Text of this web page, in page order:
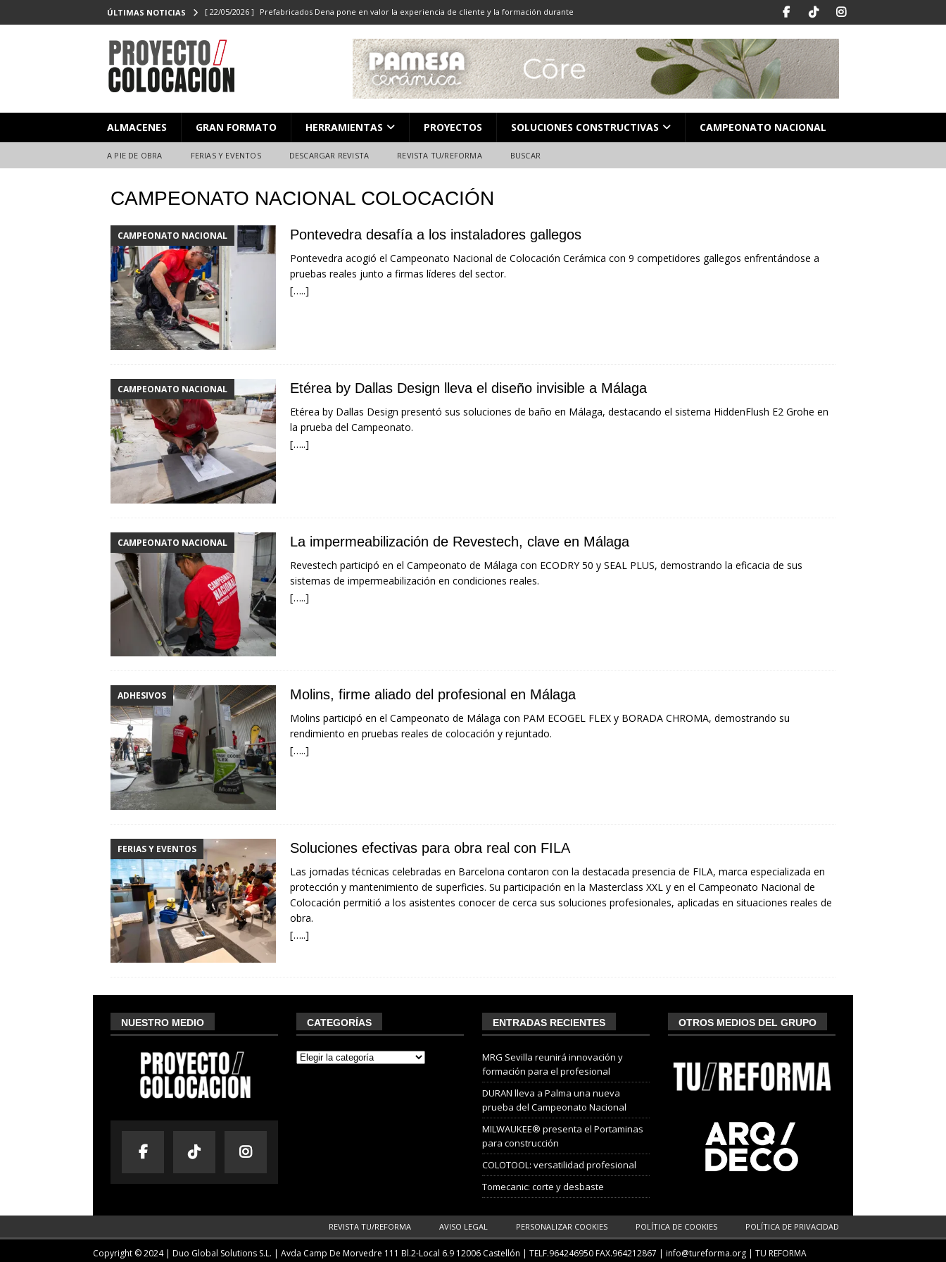
ÚLTIMAS NOTICIAS [ 22/05/2026 ] Prefabricados Dena pone en valor la experiencia de cliente y la formación durante
[ 27/02/2026 ] PROYECTO/COLOCACIÓN 13: CORTE DE GRAN FORMATO DESCARGAR REVISTA
[ 23/06/2025 ] PROYECTO/COLOCACIÓN 8: JUNTAS DESCARGAR REVISTA
Y EVENTOS
[ 08/07/2026 ] Nuevas citas para el profesional de la construcción CAMPEONATO NACIONAL
ALMACENES GRAN FORMATO HERRAMIENTAS PROYECTOS SOLUCIONES CONSTRUCTIVAS CAMPEONATO NACIONAL
A PIE DE OBRA FERIAS Y EVENTOS DESCARGAR REVISTA REVISTA TU/REFORMA BUSCAR
CAMPEONATO NACIONAL COLOCACIÓN
CAMPEONATO NACIONAL Pontevedra desafía a los instaladores gallegos
Pontevedra acogió el Campeonato Nacional de Colocación Cerámica con 9 competidores gallegos enfrentándose a
pruebas reales junto a firmas líderes del sector.
[…..]
CAMPEONATO NACIONAL Etérea by Dallas Design lleva el diseño invisible a Málaga
Etérea by Dallas Design presentó sus soluciones de baño en Málaga, destacando el sistema HiddenFlush E2 Grohe en
la prueba del Campeonato.
[…..]
CAMPEONATO NACIONAL La impermeabilización de Revestech, clave en Málaga
Revestech participó en el Campeonato de Málaga con ECODRY 50 y SEAL PLUS, demostrando la eficacia de sus
sistemas de impermeabilización en condiciones reales.
[…..]
ADHESIVOS Molins, firme aliado del profesional en Málaga
Molins participó en el Campeonato de Málaga con PAM ECOGEL FLEX y BORADA CHROMA, demostrando su
rendimiento en pruebas reales de colocación y rejuntado.
[…..]
FERIAS Y EVENTOS Soluciones efectivas para obra real con FILA
Las jornadas técnicas celebradas en Barcelona contaron con la destacada presencia de FILA, marca especializada en
protección y mantenimiento de superficies. Su participación en la Masterclass XXL y en el Campeonato Nacional de
Colocación permitió a los asistentes conocer de cerca sus soluciones profesionales, aplicadas en situaciones reales de
obra.
[…..]
NUESTRO MEDIO CATEGORÍAS ENTRADAS RECIENTES
MRG Sevilla reunirá innovación y
formación para el profesional
DURAN lleva a Palma una nueva
prueba del Campeonato Nacional
MILWAUKEE® presenta el Portaminas
para construcción
COLOTOOL: versatilidad profesional
Tomecanic: corte y desbaste
OTROS MEDIOS DEL GRUPO
REVISTA TU/REFORMA AVISO LEGAL PERSONALIZAR COOKIES POLÍTICA DE COOKIES POLÍTICA DE PRIVACIDAD
Copyright © 2024 | Duo Global Solutions S.L. | Avda Camp De Morvedre 111 Bl.2-Local 6.9 12006 Castellón | TELF.964246950FAX.964212867 | info@tureforma.org TU REFORMA